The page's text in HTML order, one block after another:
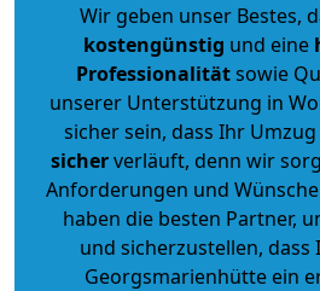
Wir geben unser Bestes,
kostengünstig und eine
Professionalitätsowie
unserer Unterstützung in
sicher sein, dass Ihr Umzug
sicherverläuft, denn wir
Anforderungen und
haben die besten Partner,
und sicherzustellen, dass
Georgsmarienhütte ein